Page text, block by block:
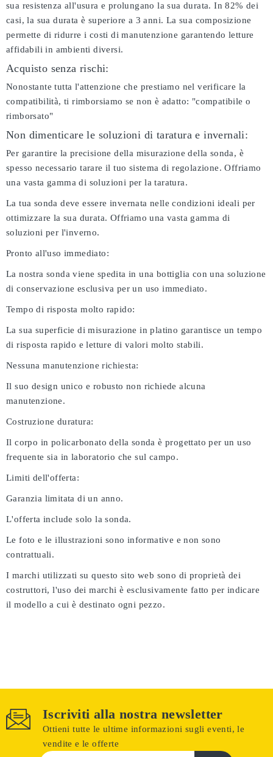
sua resistenza all'usura e prolungano la sua durata. In 82% dei
casi, la sua durata è superiore a 3 anni. La sua composizione
permette di ridurre i costi di manutenzione garantendo letture
affidabili in ambienti diversi.
Acquisto senza rischi:
Nonostante tutta l'attenzione che prestiamo nel verificare la
compatibilità, ti rimborsiamo se non è adatto: "compatibile o
rimborsato"
Non dimenticare le soluzioni di taratura e invernali:
Per garantire la precisione della misurazione della sonda, è
spesso necessario tarare il tuo sistema di regolazione. Offriamo
una vasta gamma di soluzioni per la taratura.
La tua sonda deve essere invernata nelle condizioni ideali per
ottimizzare la sua durata. Offriamo una vasta gamma di
soluzioni per l'inverno.
Pronto all'uso immediato:
La nostra sonda viene spedita in una bottiglia con una soluzione
di conservazione esclusiva per un uso immediato.
Tempo di risposta molto rapido:
La sua superficie di misurazione in platino garantisce un tempo
di risposta rapido e letture di valori molto stabili.
Nessuna manutenzione richiesta:
Il suo design unico e robusto non richiede alcuna
manutenzione.
Costruzione duratura:
Il corpo in policarbonato della sonda è progettato per un uso
frequente sia in laboratorio che sul campo.
Limiti dell'offerta:
Garanzia limitata di un anno.
L'offerta include solo la sonda.
Le foto e le illustrazioni sono informative e non sono
contrattuali.
I marchi utilizzati su questo sito web sono di proprietà dei
costruttori, l'uso dei marchi è esclusivamente fatto per indicare
il modello a cui è destinato ogni pezzo.
Iscriviti alla nostra newsletter
Ottieni tutte le ultime informazioni sugli eventi, le
vendite e le offerte